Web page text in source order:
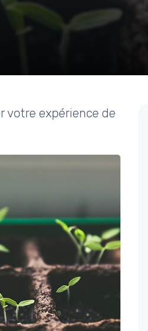
votre expérience de